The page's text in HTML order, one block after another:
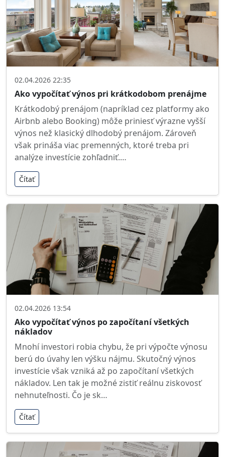
02.04.2026 22:35
Ako vypočítať výnos pri krátkodobom prenájme
Krátkodobý prenájom (napríklad cez platformy ako
Airbnb alebo Booking) môže priniesť výrazne vyšší
výnos než klasický dlhodobý prenájom. Zároveň
však prináša viac premenných, ktoré treba pri
analýze investície zohľadniť.…
Čítať
02.04.2026 13:54
Ako vypočítať výnos po započítaní všetkých
nákladov
Mnohí investori robia chybu, že pri výpočte výnosu
berú do úvahy len výšku nájmu. Skutočný výnos
investície však vzniká až po započítaní všetkých
nákladov. Len tak je možné zistiť reálnu ziskovosť
nehnuteľnosti. Čo je sk…
Čítať